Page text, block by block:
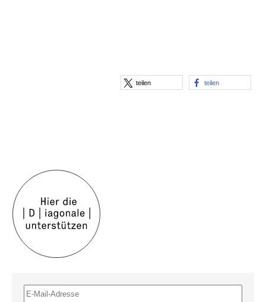
teilen teilen